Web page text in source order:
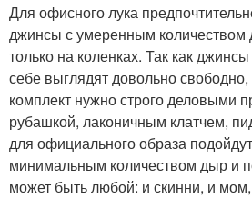
Для офисного лука
джинсы с умеренным количеством
только на коленках. Так как
себе выглядят довольно свободно,
комплект нужно строго деловыми
рубашкой, лаконичным клатчем,
для официального образа
минимальным количеством дыр и
может быть любой: и скинни, и